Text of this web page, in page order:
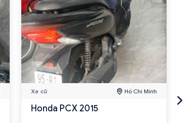
Xe cũ Hồ Chí Minh
Honda PCX 2015